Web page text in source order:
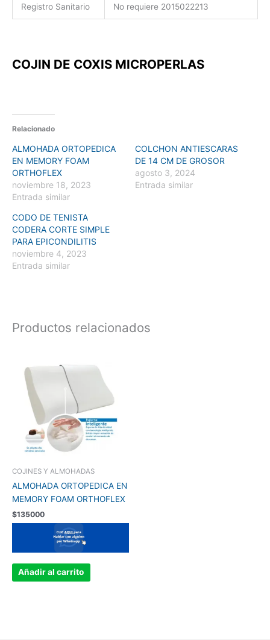
Registro Sanitario No requiere 2015022213
COJIN DE COXIS MICROPERLAS
Relacionado
ALMOHADA ORTOPEDICA
EN MEMORY FOAM
ORTHOFLEX
noviembre 18, 2023
Entrada similar
COLCHON ANTIESCARAS
DE 14 CM DE GROSOR
agosto 3, 2024
Entrada similar
CODO DE TENISTA
CODERA CORTE SIMPLE
PARA EPICONDILITIS
noviembre 4, 2023
Entrada similar
Productos relacionados
COJINES Y ALMOHADAS
ALMOHADA ORTOPEDICA EN
MEMORY FOAM ORTHOFLEX
$135000
Añadir al carrito